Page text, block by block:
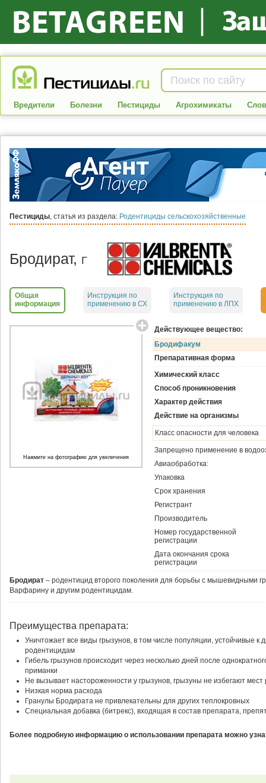
Вредители Болезни Пестициды Агрохимикаты
Пестициды, статья из раздела: Родентициды сельскохозяйственные
Бродират, Г
Общая
информация
Инструкция по
применению в СХ
Инструкция по
применению в ЛПХ
Действующее вещество:
Бродифакум
Препаративная форма
Химический класс
Способ проникновения
Характер действия
Действие на организмы
Класс опасности для человека
Запрещено применение в
Авиаобработка:
Упаковка
Срок хранения
Регистрант
Производитель
Номер государственной
регистрации
Дата окончания срока
регистрации
Нажмите на фотографию для увеличения
Бродират – родентицид второго поколения для борьбы с мышевидными
Варфарину и другим родентицидам.
Преимущества препарата:
Уничтожает все виды грызунов, в том числе популяции, устойчивые к
родентицидам
Гибель грызунов происходит через несколько дней после
приманки
Не вызывает настороженности у грызунов, грызуны не избегают мест
Низкая норма расхода
Гранулы Бродирата не привлекательны для других теплокровных
Специальная добавка (битрекс), входящая в состав препарата,
Более подробную информацию о использовании препарата можно